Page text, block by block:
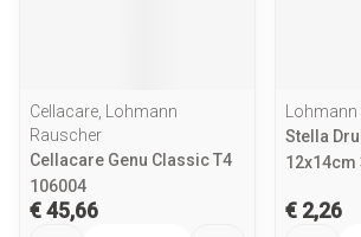
Cellacare, Lohmann
Rauscher
Cellacare Genu Classic T4
106004
€ 45,66
Stella
12x14cm
€ 2,26